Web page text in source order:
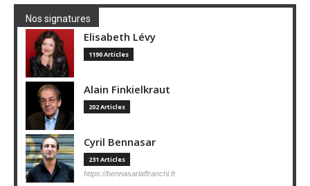
Nos signatures
Elisabeth Lévy
1190 Articles
Alain Finkielkraut
202 Articles
Cyril Bennasar
231 Articles
https://bennasarlaffranchi.fr